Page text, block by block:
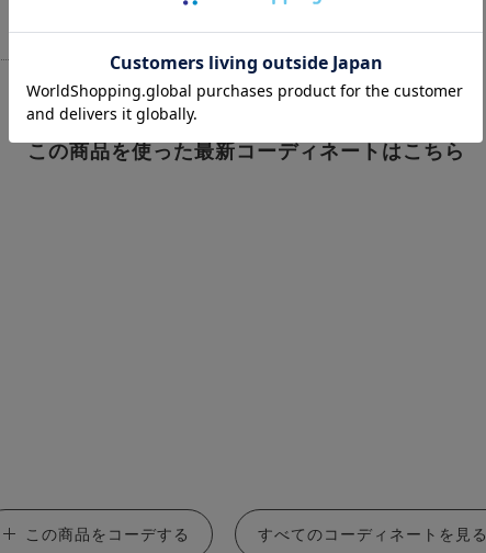
この商品を使った最新コーディネートはこちら
この商品をコーデする すべてのコーディネートを見る